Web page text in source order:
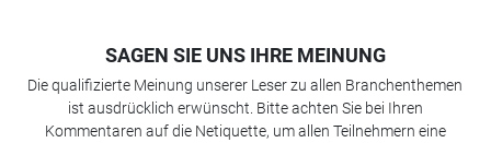
SAGEN SIE UNS IHRE MEINUNG
Die qualifizierte Meinung unserer Leser zu allen Branchenthemen
ist ausdrücklich erwünscht. Bitte achten Sie bei Ihren
Kommentaren auf die Netiquette, um allen Teilnehmern eine